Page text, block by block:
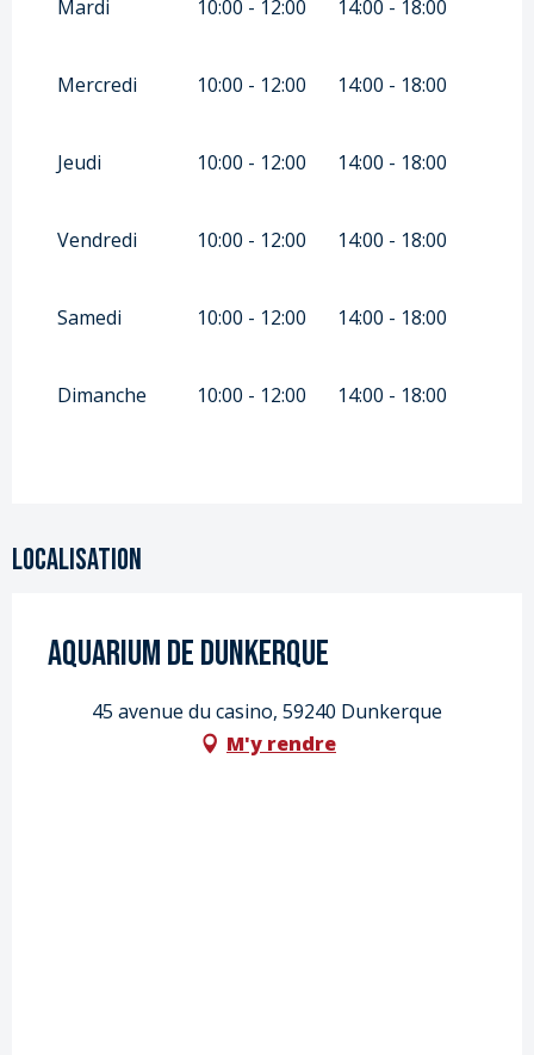
Mardi 10:00 - 12:00 14:00 - 18:00
Mercredi 10:00 - 12:00 14:00 - 18:00
Jeudi 10:00 - 12:00 14:00 - 18:00
Vendredi 10:00 - 12:00 14:00 - 18:00
Samedi 10:00 - 12:00 14:00 - 18:00
Dimanche 10:00 - 12:00 14:00 - 18:00
Localisation
Aquarium de Dunkerque
45 avenue du casino, 59240 Dunkerque
M'y rendre